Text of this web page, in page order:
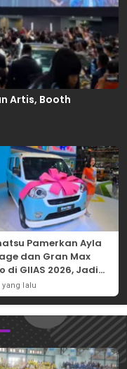
Artis, Booth
Pamerkan Ayla
dan Gran Max
di GIIAS 2026, Jadi
Undian
yang lalu